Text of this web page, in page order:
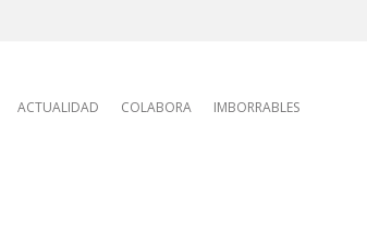
ACTUALIDAD COLABORA IMBORRABLES